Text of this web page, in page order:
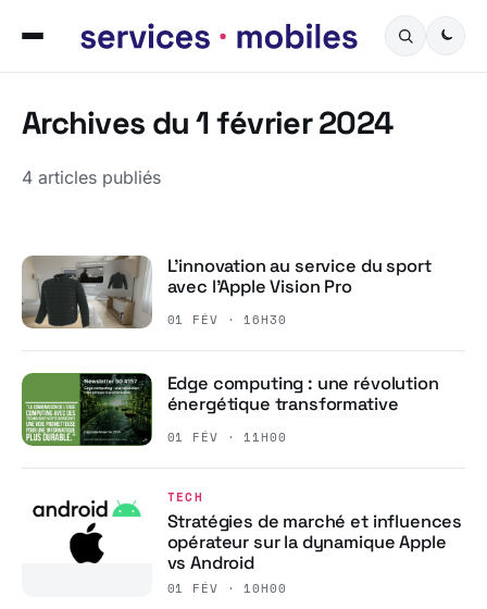
Archives du 1 février 2024
4 articles publiés
L’innovation au service du sport
avec l’Apple Vision Pro
01 FÉV · 16H30
Edge computing : une révolution
énergétique transformative
01 FÉV · 11H00
TECH
Stratégies de marché et influences
opérateur sur la dynamique Apple
vs Android
01 FÉV · 10H00